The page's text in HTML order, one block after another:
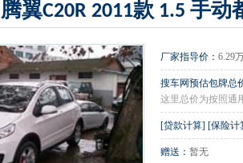
腾翼C20R 2011款 1.5 手动
厂家指导价： 6.29
搜车网预估包牌总
这里总价为按照通
[贷款计算] [保险计
赠送： 暂无